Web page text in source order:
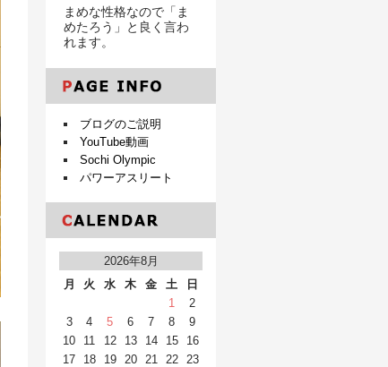
まめな性格なので「ま
めたろう」と良く言わ
れます。
ブログのご説明
YouTube動画
Sochi Olympic
パワーアスリート
2026年8月
月
火 水 木 金 土 日
1
2
3
4 5 6 7 8
9
10
11 12 13 14 15
16
17
18 19 20 21 22
23